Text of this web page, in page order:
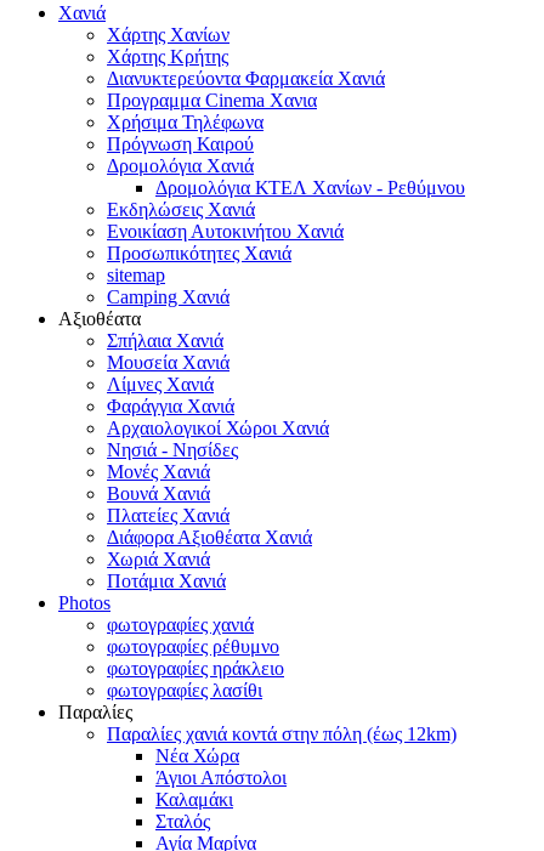
Χανιά
Χάρτης Χανίων
Χάρτης Κρήτης
Διανυκτερεύοντα Φαρμακεία Χανιά
Προγραμμα Cinema Χανια
Χρήσιμα Τηλέφωνα
Πρόγνωση Καιρού
Δρομολόγια Χανιά
Δρομολόγια ΚΤΕΛ Χανίων - Ρεθύμνου
Εκδηλώσεις Χανιά
Ενοικίαση Αυτοκινήτου Χανιά
Προσωπικότητες Χανιά
sitemap
Camping Χανιά
Αξιοθέατα
Σπήλαια Χανιά
Μουσεία Χανιά
Λίμνες Χανιά
Φαράγγια Χανιά
Αρχαιολογικοί Χώροι Χανιά
Νησιά - Νησίδες
Μονές Χανιά
Βουνά Χανιά
Πλατείες Χανιά
Διάφορα Αξιοθέατα Χανιά
Χωριά Χανιά
Ποτάμια Χανιά
Photos
φωτογραφίες χανιά
φωτογραφίες ρέθυμνο
φωτογραφίες ηράκλειο
φωτογραφίες λασίθι
Παραλίες
Παραλίες χανιά κοντά στην πόλη (έως 12km)
Νέα Χώρα
Άγιοι Απόστολοι
Καλαμάκι
Σταλός
Αγία Μαρίνα